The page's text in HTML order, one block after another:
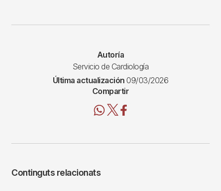
Autoría
Servicio de Cardiología
Última actualización 09/03/2026
Compartir
Continguts relacionats